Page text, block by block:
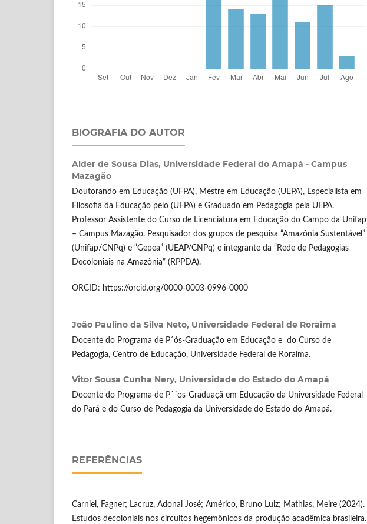
BIOGRAFIA DO AUTOR
Alder de Sousa Dias, Universidade Federal do Amapá - Campus
Mazagão
Doutorando em Educação (UFPA), Mestre em Educação (UEPA), Especialista em
Filosofia da Educação pelo (UFPA) e Graduado em Pedagogia pela UEPA.
Professor Assistente do Curso de Licenciatura em Educação do Campo da Unifap
– Campus Mazagão. Pesquisador dos grupos de pesquisa “Amazônia Sustentável”
(Unifap/CNPq) e “Gepea” (UEAP/CNPq) e integrante da “Rede de Pedagogias
Decoloniais na Amazônia” (RPPDA).
ORCID: https://orcid.org/0000-0003-0996-0000
João Paulino da Silva Neto, Universidade Federal de Roraima
Docente do Programa de P´ós-Graduação em Educação e do Curso de
Pedagogia, Centro de Educação, Universidade Federal de Roraima.
Vitor Sousa Cunha Nery, Universidade do Estado do Amapá
Docente do Programa de P´´os-Graduaçã em Educação da Universidade Federal
do Pará e do Curso de Pedagogia da Universidade do Estado do Amapá.
REFERÊNCIAS
Carniel, Fagner; Lacruz, Adonai José; Américo, Bruno Luiz; Mathias, Meire (2024).
Estudos decoloniais nos circuitos hegemônicos da produção acadêmica brasileira.